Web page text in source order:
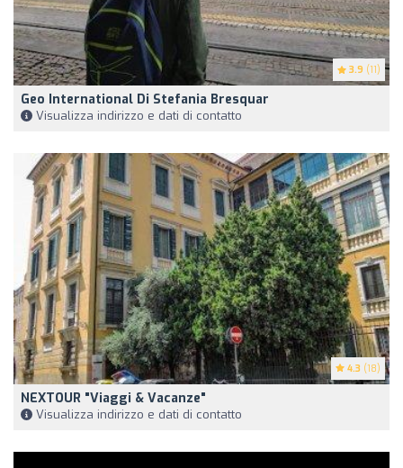
3.9 (11)
Geo International Di Stefania Bresquar
Visualizza indirizzo e dati di contatto
4.3 (18)
NEXTOUR "Viaggi & Vacanze"
Visualizza indirizzo e dati di contatto